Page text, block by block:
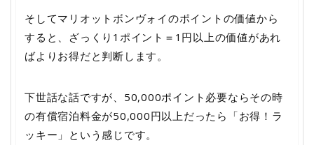
そしてマリオットボンヴォイのポイントの価値から
すると、ざっくり1ポイント＝1円以上の価値があれ
ばよりお得だと判断します。
下世話な話ですが、50,000ポイント必要ならその時
の有償宿泊料金が50,000円以上だったら「お得！ラ
ッキー」という感じです。